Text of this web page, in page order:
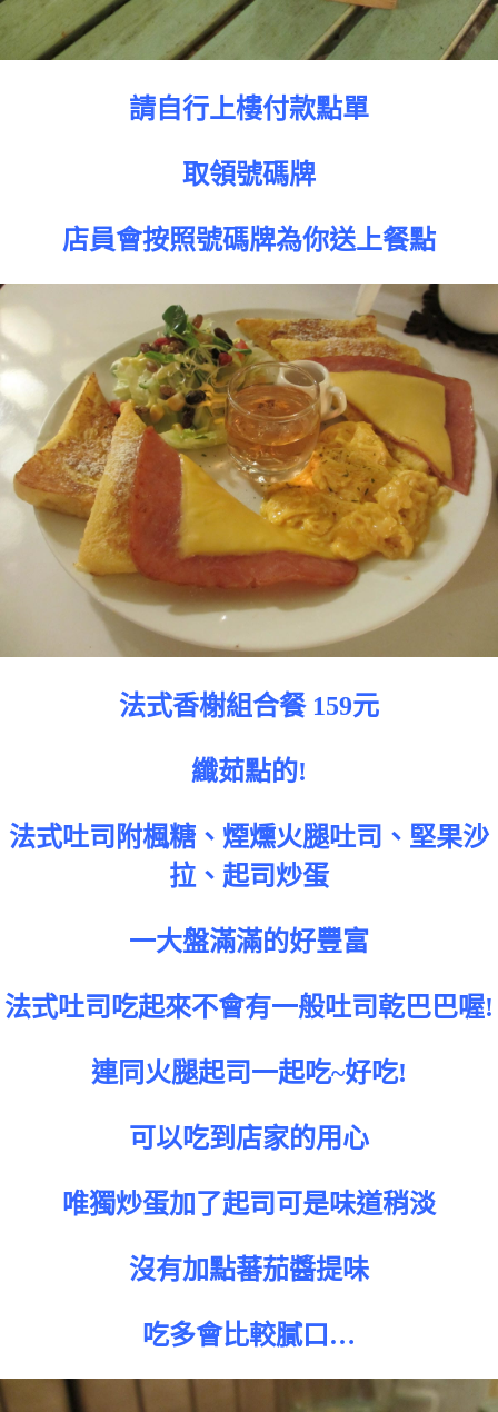
請自行上樓付款點單
取領號碼牌
店員會按照號碼牌為你送上餐點
法式香榭組合餐 159元
纖茹點的!
法式吐司附楓糖、煙燻火腿吐司、堅果沙
拉、起司炒蛋
一大盤滿滿的好豐富
法式吐司吃起來不會有一般吐司乾巴巴喔!
連同火腿起司一起吃~好吃!
可以吃到店家的用心
唯獨炒蛋加了起司可是味道稍淡
沒有加點蕃茄醬提味
吃多會比較膩口…